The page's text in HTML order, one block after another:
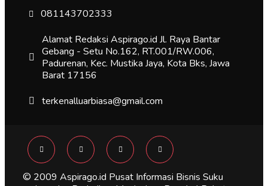
081143702333
Alamat Redaksi Aspirago.id Jl. Raya Bantar
Gebang - Setu No.162, RT.001/RW.006,
Padurenan, Kec. Mustika Jaya, Kota Bks, Jawa
Barat 17156
terkenalluarbiasa@gmail.com
© 2009 Aspirago.id Pusat Informasi Bisnis Suku